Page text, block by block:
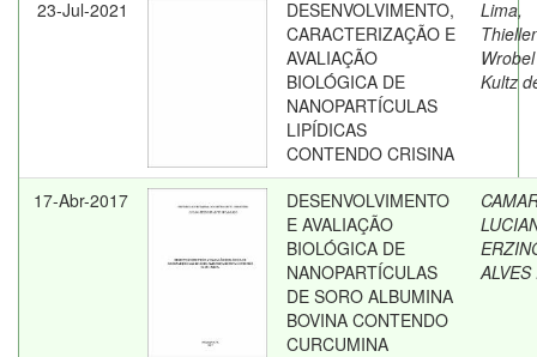
23-Jul-2021
DESENVOLVIMENTO,
CARACTERIZAÇÃO E
AVALIAÇÃO
BIOLÓGICA DE
NANOPARTÍCULAS
LIPÍDICAS
CONTENDO CRISINA
Lima,
Wrobel
Kultz
17-Abr-2017
DESENVOLVIMENTO
E AVALIAÇÃO
BIOLÓGICA DE
NANOPARTÍCULAS
DE SORO ALBUMINA
BOVINA CONTENDO
CURCUMINA
ALVES